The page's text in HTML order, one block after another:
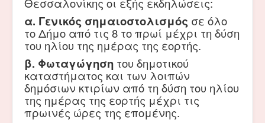
α. Γενικός σημαιοστολισμός σε όλο
το Δήμο από τις 8 το πρωί μέχρι τη δύση
του ηλίου της ημέρας της εορτής.
β. Φωταγώγηση του δημοτικού
καταστήματος και των λοιπών
δημόσιων κτιρίων από τη δύση του ηλίου
της ημέρας της εορτής μέχρι τις
πρωινές ώρες της επομένης.